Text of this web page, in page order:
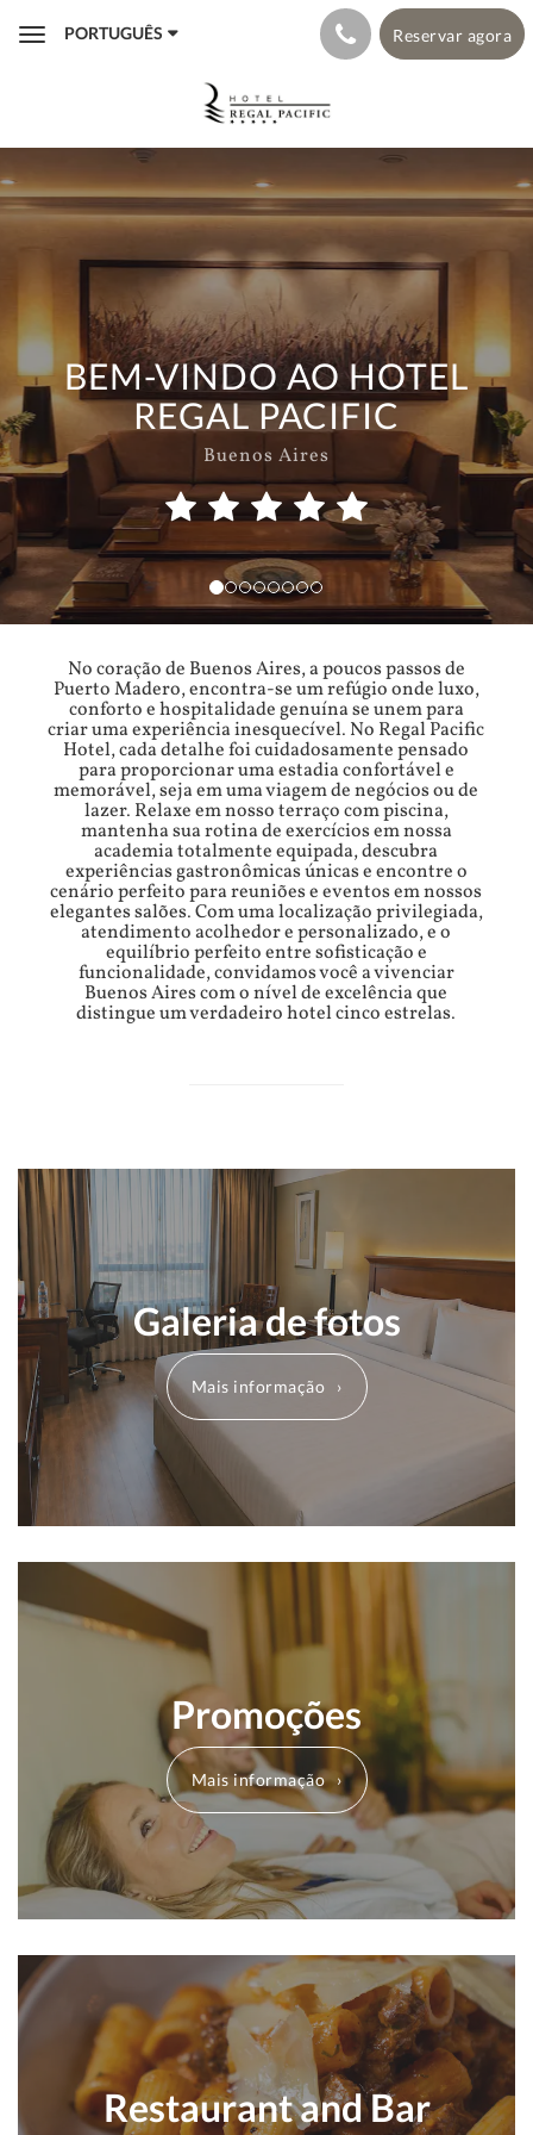
TogglePORTUGUÊS Reservar agora
BEM-VINDO AO HOTEL
REGAL PACIFIC
Buenos Aires
No coração de Buenos Aires, a poucos passos de
Puerto Madero, encontra-se um refúgio onde luxo,
conforto e hospitalidade genuína se unem para
criar uma experiência inesquecível. No Regal Pacific
Hotel, cada detalhe foi cuidadosamente pensado
para proporcionar uma estadia confortável e
memorável, seja em uma viagem de negócios ou de
lazer. Relaxe em nosso terraço com piscina,
mantenha sua rotina de exercícios em nossa
academia totalmente equipada, descubra
experiências gastronômicas únicas e encontre o
cenário perfeito para reuniões e eventos em nossos
elegantes salões. Com uma localização privilegiada,
atendimento acolhedor e personalizado, e o
equilíbrio perfeito entre sofisticação e
funcionalidade, convidamos você a vivenciar
Buenos Aires com o nível de excelência que
distingue um verdadeiro hotel cinco estrelas.
Galeria de fotos
Mais informação
Promoções
Mais informação
Restaurant and Bar